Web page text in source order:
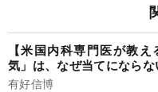
【米国内科専門医が教
気」は、なぜ当てになら
有好信博